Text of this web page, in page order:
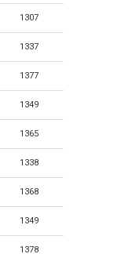
1307
1337
1377
1349
1365
1338
1368
1349
1378